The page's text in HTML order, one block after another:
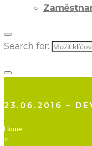
Search for:
23.06.2016 –
Home
>